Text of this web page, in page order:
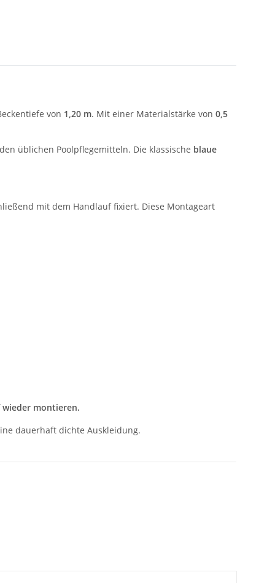
von 1,20 m. Mit einer Materialstärke von 0,5
üblichen Poolpflegemitteln. Die klassische blaue
mit dem Handlauf fixiert. Diese Montageart
wieder montieren.
dauerhaft dichte Auskleidung.